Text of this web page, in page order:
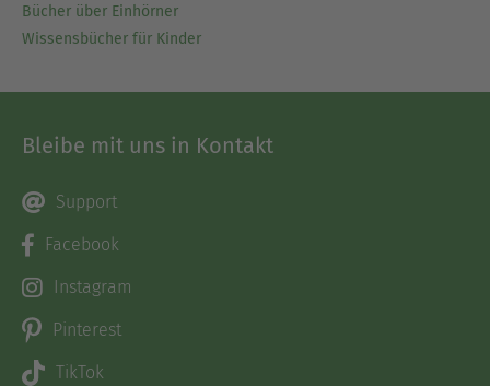
Bücher über Einhörner
Wissensbücher für Kinder
Bleibe mit uns in Kontakt
Support
Facebook
Instagram
Pinterest
TikTok